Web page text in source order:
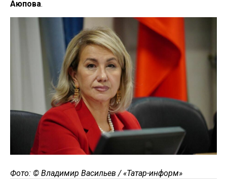
Аюпова.
Фото: © Владимир Васильев / «Татар-информ»